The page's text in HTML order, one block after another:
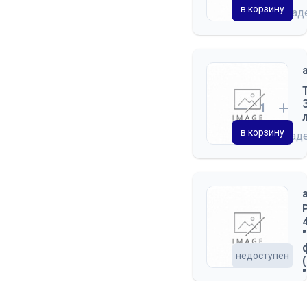
на
в корзину
на
в корзину
недоступен